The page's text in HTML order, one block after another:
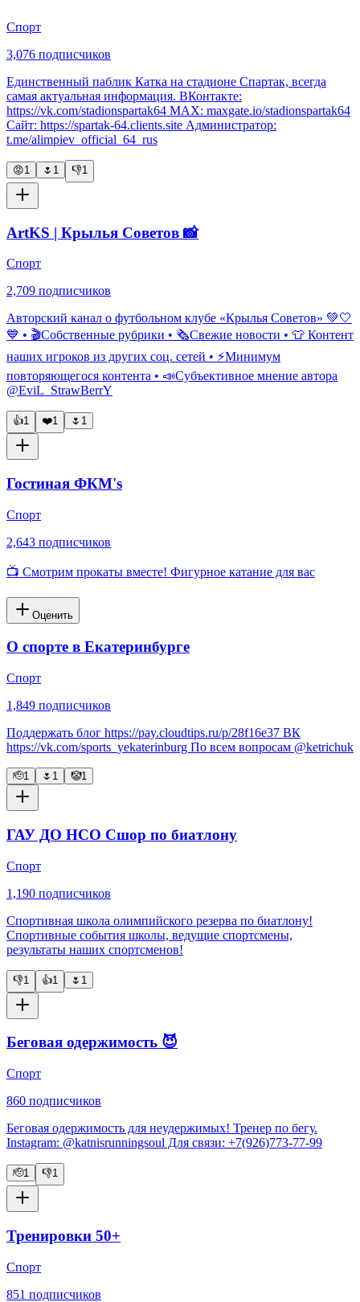
Спорт
3,076 подписчиков
Единственный паблик Катка на стадионе Спартак, всегда
самая актуальная информация. ВКонтакте:
https://vk.com/stadionspartak64 MAX: maxgate.io/stadionspartak64
Сайт: https://spartak-64.clients.site Администратор:
t.me/alimpiev_official_64_rus
😡1 🌷 1 👎1
ArtKS | Крылья Советов 📸
Спорт
2,709 подписчиков
Авторский канал о футбольном клубе «Крылья Советов» 💚🤍
💙 • 🎬Собственные рубрики • 🗞️Свежие новости • 👕 Контент
наших игроков из других соц. сетей • ⚡Минимум
повторяющегося контента • 📣Субъективное мнение автора
@EviL_StrawBerrY
👍1 ❤️1 🌷 1
Гостиная ФКМ's
Спорт
2,643 подписчиков
📺 Смотрим прокаты вместе! Фигурное катание для вас
Оценить
О спорте в Екатеринбурге
Спорт
1,849 подписчиков
Поддержать блог https://pay.cloudtips.ru/p/28f16e37 ВК
https://vk.com/sports_yekaterinburg По всем вопросам @ketrichuk
🫡1 🌷 1 🤡1
ГАУ ДО НСО Сшор по биатлону
Спорт
1,190 подписчиков
Спортивная школа олимпийского резерва по биатлону!
Спортивные события школы, ведущие спортсмены,
результаты наших спортсменов!
👎1 👍1 🌷 1
Беговая одержимость 😈
Спорт
860 подписчиков
Беговая одержимость для неудержимых! Тренер по бегу.
Instagram: @katnisrunningsoul Для связи: +7(926)773-77-99
🫡1 👎1
Тренировки 50+
Спорт
851 подписчиков